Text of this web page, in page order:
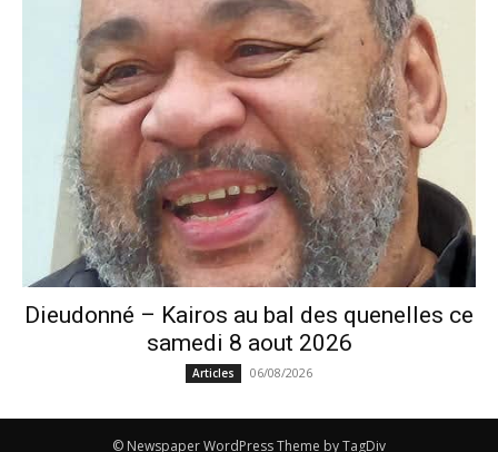
Dieudonné – Kairos au bal des quenelles ce
samedi 8 aout 2026
Articles 06/08/2026
© Newspaper WordPress Theme by TagDiv